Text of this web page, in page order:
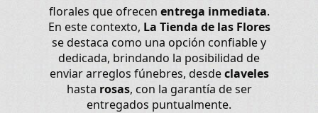
florales que ofrecen entrega inmediata.
En este contexto, La Tienda de las Flores
se destaca como una opción confiable y
dedicada, brindando la posibilidad de
enviar arreglos fúnebres, desdeclaveles
hasta rosas, con la garantía de ser
entregados puntualmente.